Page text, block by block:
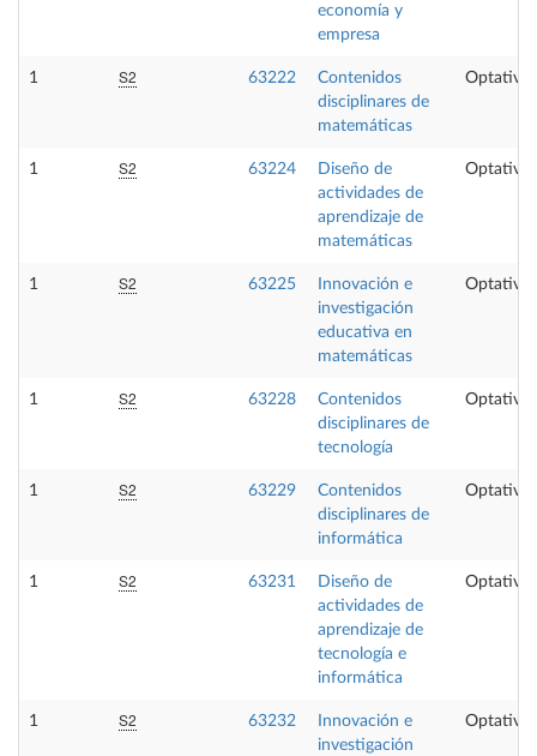
economía y
empresa
1 S2 63222
Contenidos
disciplinares de
matemáticas
Optativa
1 S2 63224
Diseño de
actividades de
aprendizaje de
matemáticas
Optativa
1 S2 63225
Innovación e
investigación
educativa en
matemáticas
Optativa
1 S2 63228
Contenidos
disciplinares de
tecnología
Optativa
1 S2 63229
Contenidos
disciplinares de
informática
Optativa
1 S2 63231
Diseño de
actividades de
aprendizaje de
tecnología e
informática
Optativa
1 S2 63232
Innovación e
investigación
Optativa